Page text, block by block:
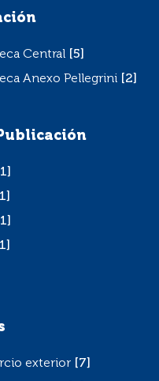
Central
[5]
Pellegrini
Anexo Pellegrini [2]
[1]
[1]
[1]
[1]
exterior
[7]